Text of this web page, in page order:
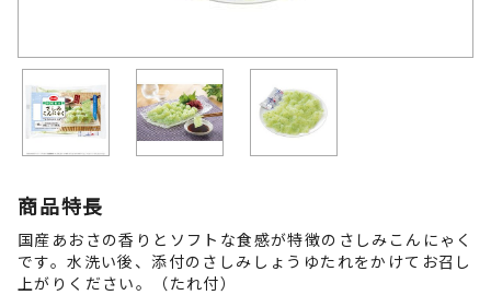
商品特長
国産あおさの香りとソフトな食感が特徴のさしみこんにゃく
です。水洗い後、添付のさしみしょうゆたれをかけてお召し
上がりください。（たれ付）